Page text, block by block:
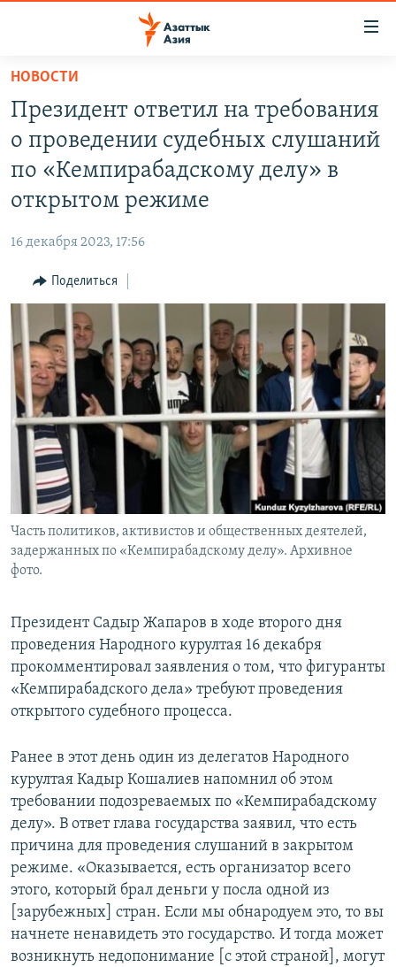
Вернуться
основному
содержанию
Вернутся
главной
Вернутся
поиску
КАЗАХСТАН
КЫРГЫЗСТАН
НОВОСТИ
ВОЙНА В УКРАИНЕ
КЫРГЫЗЧА
ЎЗБЕКЧА
ТОҶИКӢ
TÜRKMENÇE
ПОДПИШИТЕСЬ НА НАС В СОЦСЕТЯХ
Все сайты РСЕ/РС
НОВОСТИ
Президент ответил на требования
о проведении судебных слушаний
по «Кемпирабадскому делу» в
открытом режиме
16 декабря 2023, 17:56
Поделиться
Часть политиков, активистов и общественных деятелей,
задержанных по «Кемпирабадскому делу». Архивное
фото.
Президент Садыр Жапаров в ходе второго дня
проведения Народного курултая 16 декабря
прокомментировал заявления о том, что фигуранты
«Кемпирабадского дела» требуют проведения
открытого судебного процесса.
Ранее в этот день один из делегатов Народного
курултая Кадыр Кошалиев напомнил об этом
требовании подозреваемых по «Кемпирабадскому
делу». В ответ глава государства заявил, что есть
причина для проведения слушаний в закрытом
режиме. «Оказывается, есть организатор всего
этого, который брал деньги у посла одной из
[зарубежных] стран. Если мы обнародуем это, то вы
начнете ненавидеть это государство. И тогда может
возникнуть недопонимание [с этой страной], могут